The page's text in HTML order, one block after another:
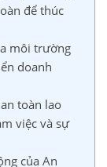
để thúc
môi trường
doanh
toàn lao
việc và sự
của An